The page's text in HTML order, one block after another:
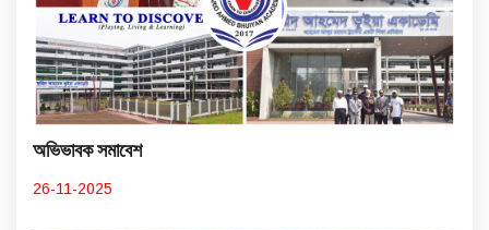
অভিভাবক সমাবেশ
26-11-2025